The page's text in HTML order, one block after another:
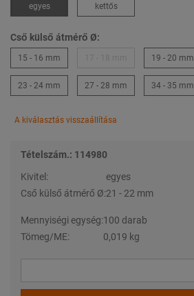
egyes kettős
Cső külső átmérő Ø:
15 - 16 mm 19 - 20 mm
23 - 24 mm 27 - 28 mm 34 - 35 mm
A kiválasztás visszaállítása
Tételszám.: 114980
Kivitel:
egyes
Cső külső átmérő Ø:21 - 22 mm
Mennyiségi egység:100 darab
Tömeg/ME:
0,019 kg